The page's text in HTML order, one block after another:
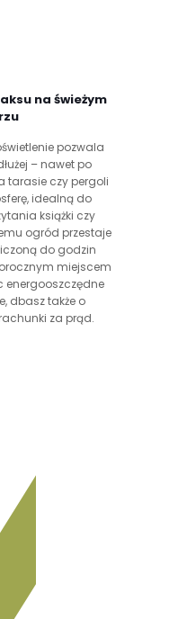
na świeżym
pozwala
– nawet po
tarasie czy pergoli
idealną do
książki czy
ogród przestaje
do godzin
miejscem
energooszczędne
dbasz także o
za prąd.